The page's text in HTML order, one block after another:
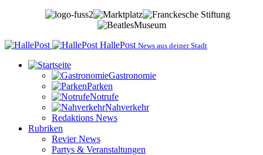
HallePost News aus deiner Stadt
Gastronomie
Parken
Notrufe
Nahverkehr
Redaktions News
Rubriken
Revier News
Partys & Veranstaltungen